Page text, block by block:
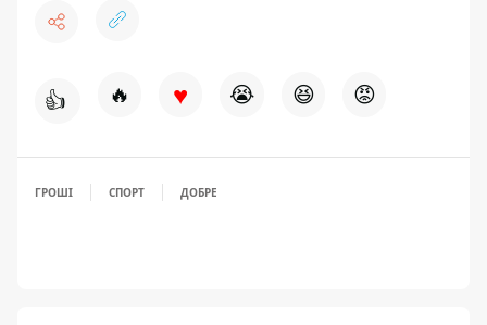
👍 🔥 ♥ 😭 😆 😡
ГРОШІ СПОРТ ДОБРЕ